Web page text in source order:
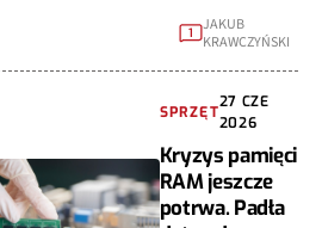
1
JAKUB
KRAWCZYŃSKI
SPRZĘT
27 CZE
2026
Kryzys pamięci
RAM jeszcze
potrwa. Padła